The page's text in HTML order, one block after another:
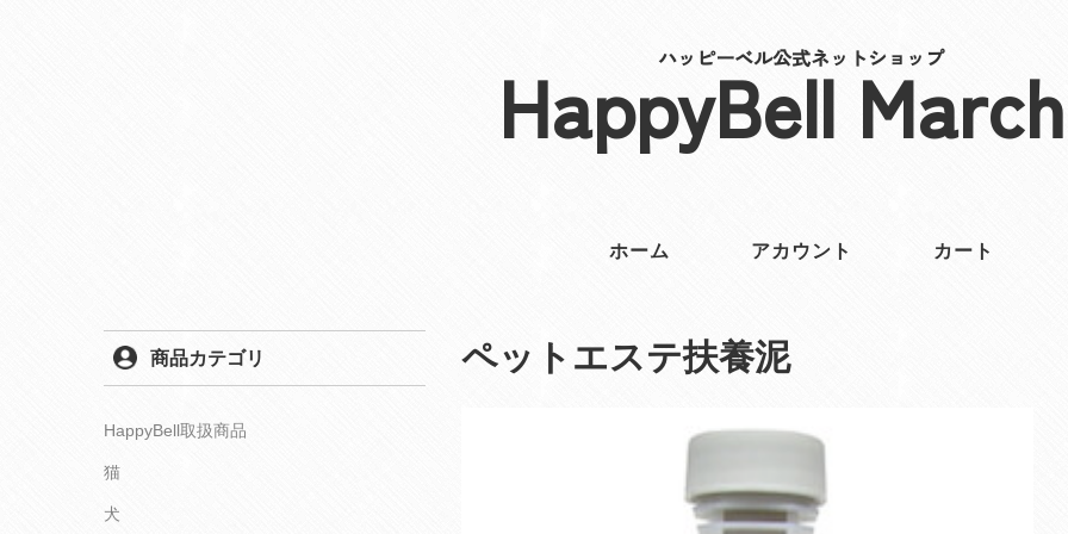
ハッピーベル公式ネットショップ
HappyBell
ホーム アカウント カート
ペットエステ扶養泥
商品カテゴリ
HappyBell取扱商品
猫
犬